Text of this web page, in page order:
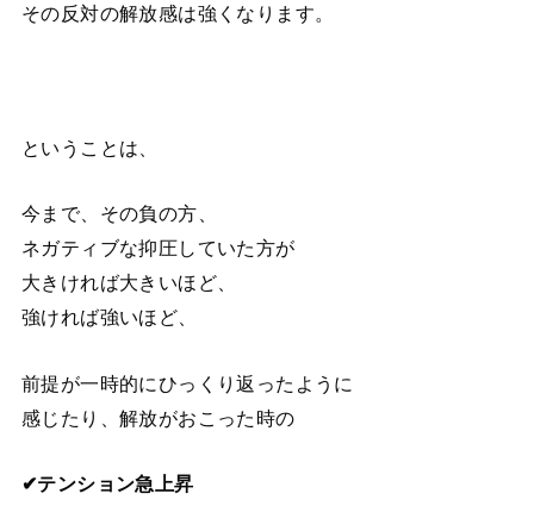
その反対の解放感は強くなります。
ということは、
今まで、その負の方、
ネガティブな抑圧していた方が
大きければ大きいほど、
強ければ強いほど、
前提が一時的にひっくり返ったように
感じたり、解放がおこった時の
✔テンション急上昇